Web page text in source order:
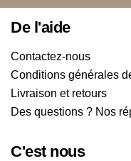
De l'aide
Contactez-nous
Conditions générales
Livraison et retours
Des questions ? Nos
C'est nous